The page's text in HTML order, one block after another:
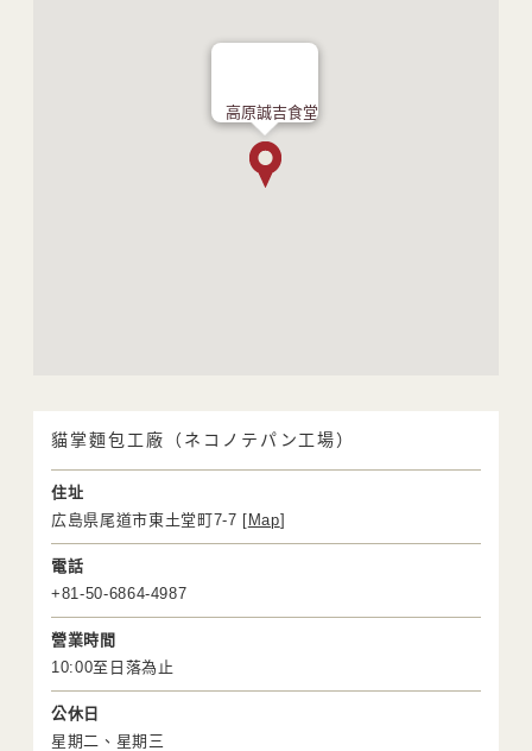
高原誠吉食堂
貓掌麵包工廠（ネコノテパン工場）
住址
広島県尾道市東土堂町7-7 [ Map]
電話
+81-50-6864-4987
營業時間
10:00至日落為止
公休日
星期二、星期三